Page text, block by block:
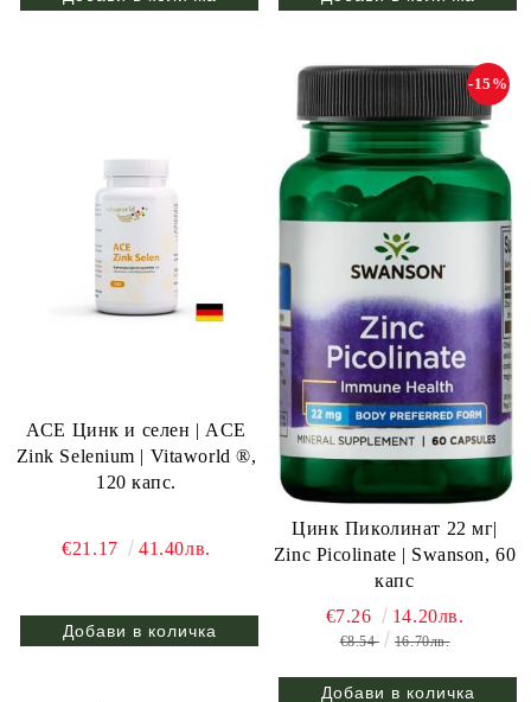
АСЕ Цинк и селен | ACE
Zink Selenium | Vitaworld ®,
120 капс.
€21.17 41.40лв.
Цинк Пиколинат 22 мг|
Zinc Picolinate | Swanson, 60
капс
-15%
€7.26 14.20лв.
€8.54 16.70лв.